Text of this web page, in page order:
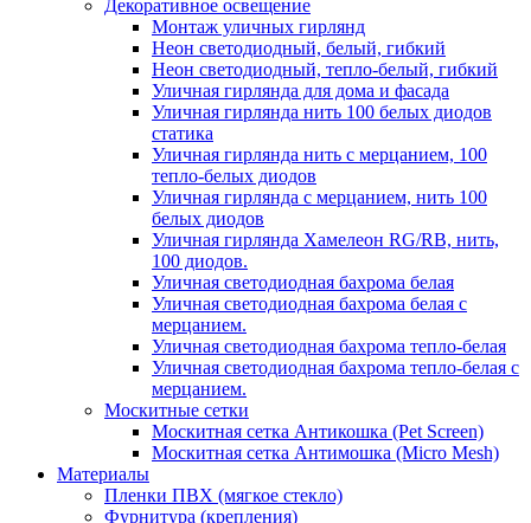
Декоративное освещение
Монтаж уличных гирлянд
Неон светодиодный, белый, гибкий
Неон светодиодный, тепло-белый, гибкий
Уличная гирлянда для дома и фасада
Уличная гирлянда нить 100 белых диодов
статика
Уличная гирлянда нить с мерцанием, 100
тепло-белых диодов
Уличная гирлянда с мерцанием, нить 100
белых диодов
Уличная гирлянда Хамелеон RG/RB, нить,
100 диодов.
Уличная светодиодная бахрома белая
Уличная светодиодная бахрома белая с
мерцанием.
Уличная светодиодная бахрома тепло-белая
Уличная светодиодная бахрома тепло-белая с
мерцанием.
Москитные сетки
Москитная сетка Антикошка (Pet Screen)
Москитная сетка Антимошка (Micro Mesh)
Материалы
Пленки ПВХ (мягкое стекло)
Фурнитура (крепления)